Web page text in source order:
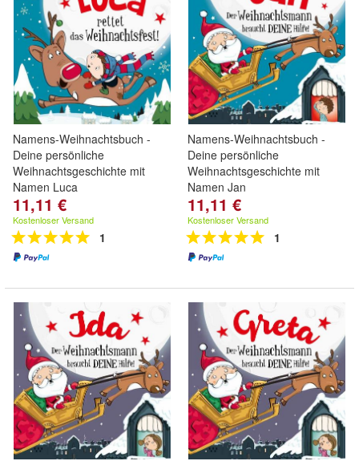
Namens-Weihnachtsbuch -
Deine persönliche
Weihnachtsgeschichte mit
Namen Luca
11,11 €
Kostenloser Versand
1
Namens-Weihnachtsbuch -
Deine persönliche
Weihnachtsgeschichte mit
Namen Jan
11,11 €
Kostenloser Versand
1